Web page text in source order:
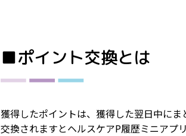
■ポイント交換とは
獲得したポイントは、獲得した翌日中にま
交換されますとヘルスケアP履歴ミニアプ